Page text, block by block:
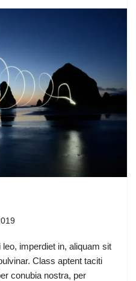
imperdiet in, aliquam sit
Class aptent taciti
conubia nostra, per